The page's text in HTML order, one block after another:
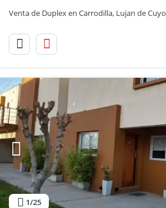
Venta de Duplex en Carrodilla, Lujan de Cuyo
1/25